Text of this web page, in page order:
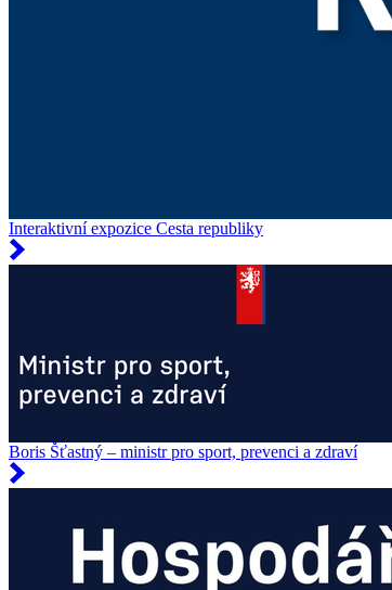
Interaktivní expozice Cesta republiky
Boris Šťastný – ministr pro sport, prevenci a zdraví